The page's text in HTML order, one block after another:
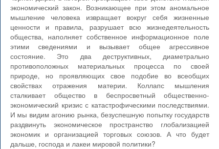
экономический закон. Возникающее при этом аномальное
мышление человека извращает вокруг себя жизненные
ценности и правила, разрушает всю жизнедеятельность
общества, наполняет собственное информационное поле
этими сведениями и вызывает общее агрессивное
состояние. Это два деструктивных, диаметрально
противоположных материальных процесса по своей
природе, но проявляющих свое подобие во всеобщих
свойствах отражения материи. Коллапс мышления
сталкивает общество в беспросветный общественно-
экономический кризис с катастрофическими последствиями.
И мы видим агонию рынка, безуспешную попытку государств
раздвинуть экономическое пространство глобализацией
экономик и организацией торговых союзов. А что будет
дальше, господа и лакеи мировой политики?